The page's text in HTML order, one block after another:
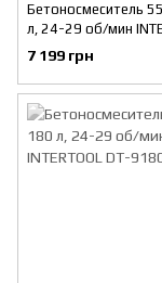
Бетоносмеситель
л, 24-29 об/мин
DT-9140
7 199 грн